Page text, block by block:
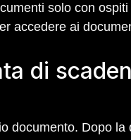
solo con
accedere ai
di
documento. Dopo